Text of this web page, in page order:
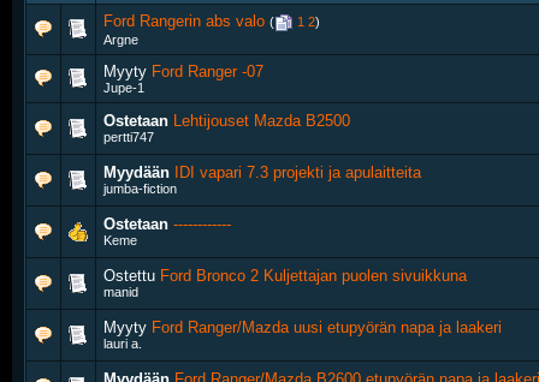
Ford Rangerin abs valo ( 1 2)
Argne
Myyty Ford Ranger -07
Jupe-1
Ostetaan Lehtijouset Mazda B2500
pertti747
Myydään IDI vapari 7.3 projekti ja apulaitteita
jumba-fiction
Ostetaan ------------
Keme
Ostettu Ford Bronco 2 Kuljettajan puolen sivuikkuna
manid
Myyty Ford Ranger/Mazda uusi etupyörän napa ja laakeri
lauri a.